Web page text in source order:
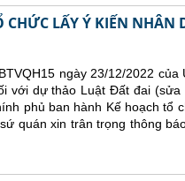
CHỨC LẤY Ý KIẾN
ngày 23/12/2022
với dự thảo Luật Đất đai (sửa
phủ ban hành Kế hoạch tổ
quán xin trân trọng thông